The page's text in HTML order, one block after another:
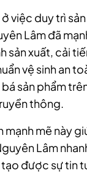
việc duy trì
Lâm đã
sản xuất, cải
vệ sinh an
sản phẩm
thông.
mạnh mẽ này
Lâm
được sự tin